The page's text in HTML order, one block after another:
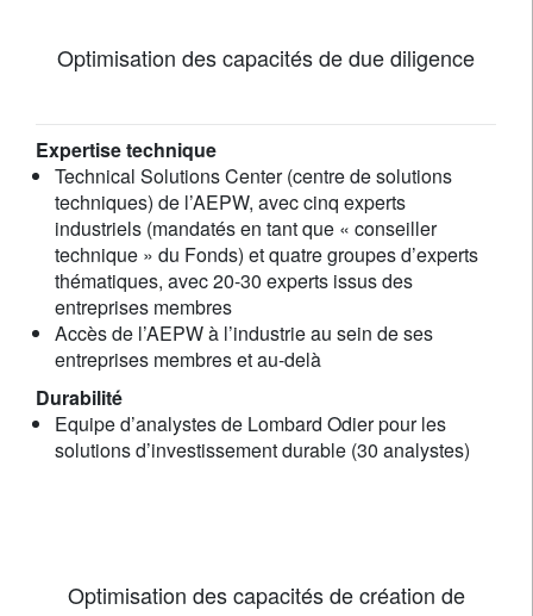
Optimisation des capacités de due diligence
Expertise technique
Technical Solutions Center (centre de solutions
techniques) de l’AEPW, avec cinq experts
industriels (mandatés en tant que « conseiller
technique » du Fonds) et quatre groupes d’experts
thématiques, avec 20-30 experts issus des
entreprises membres
Accès de l’AEPW à l’industrie au sein de ses
entreprises membres et au-delà
Durabilité
Equipe d’analystes de Lombard Odier pour les
solutions d’investissement durable (30 analystes)
Optimisation des capacités de création de